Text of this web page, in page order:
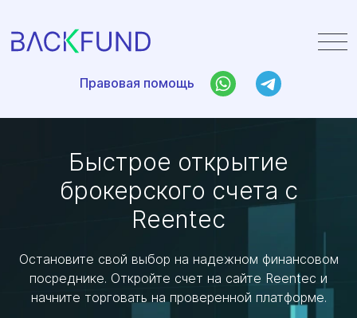
Правовая помощь
Правовая помощь
Быстрое открытие
брокерского счета с
Reentec
Остановите свой выбор на надежном финансовом
посреднике. Откройте счет на сайте Reentec и
начните торговать на проверенной платформе.